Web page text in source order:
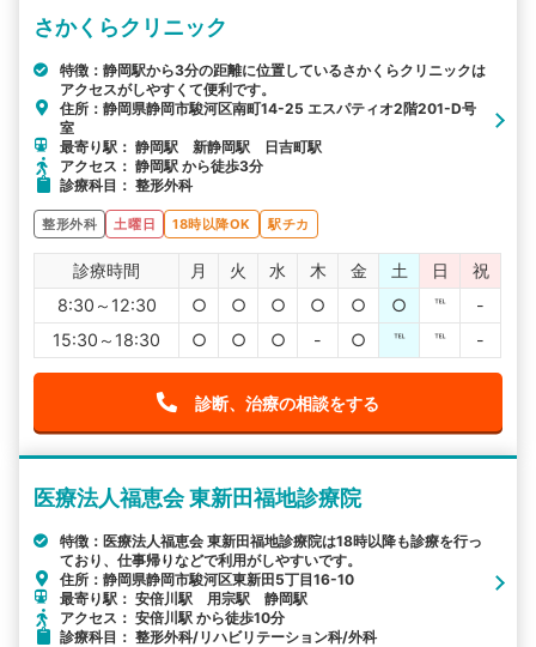
さかくらクリニック
特徴：静岡駅から3分の距離に位置しているさかくらクリニックは
アクセスがしやすくて便利です。
住所：静岡県静岡市駿河区南町14-25 エスパティオ2階201-D号
室
最寄り駅： 静岡駅 新静岡駅 日吉町駅
アクセス： 静岡駅 から徒歩3分
診療科目： 整形外科
整形外科 土曜日 18時以降OK 駅チカ
診療時間 月 火 水 木 金 土 日
祝
8:30～12:30
○ ○ ○ ○ ○ ○ ℡
-
15:30～18:30
○ ○ ○ - ○ ℡ ℡ -
診断、治療の相談をする
医療法人福恵会 東新田福地診療院
特徴：医療法人福恵会 東新田福地診療院は18時以降も診療を行っ
ており、仕事帰りなどで利用がしやすいです。
住所：静岡県静岡市駿河区東新田5丁目16-10
最寄り駅： 安倍川駅 用宗駅 静岡駅
アクセス： 安倍川駅 から徒歩10分
診療科目： 整形外科/リハビリテーション科/外科